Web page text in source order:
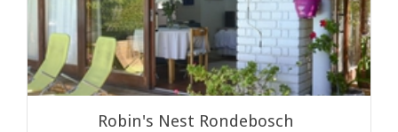
Robin's Nest Rondebosch